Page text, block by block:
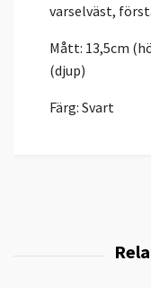
varselväst,
Mått: 13,5cm
(djup)
Färg: Svart